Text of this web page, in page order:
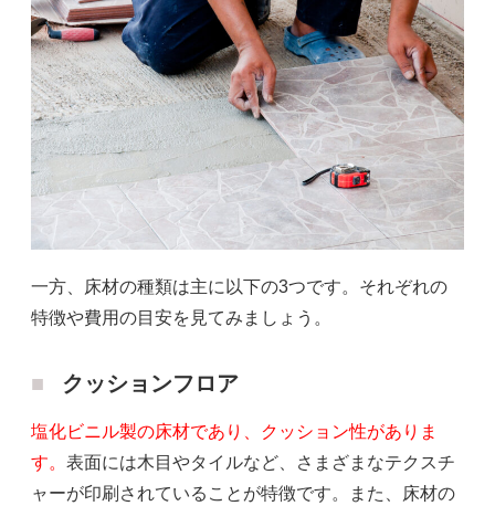
一方、床材の種類は主に以下の3つです。それぞれの
特徴や費用の目安を見てみましょう。
クッションフロア
塩化ビニル製の床材であり、クッション性がありま
す。 表面には木目やタイルなど、さまざまなテクスチ
ャーが印刷されていることが特徴です。また、床材の